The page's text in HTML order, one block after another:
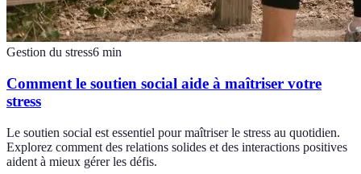
Gestion du stress6 min
Comment le soutien social aide à maîtriser votre
stress
Le soutien social est essentiel pour maîtriser le stress au quotidien.
Explorez comment des relations solides et des interactions positives
aident à mieux gérer les défis.